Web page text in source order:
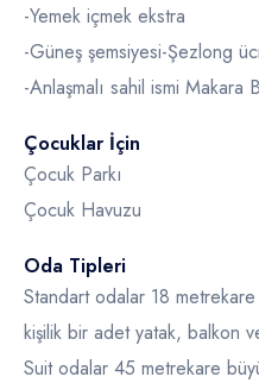
-Yemek içmek ekstra
-Güneş şemsiyesi-Şezlong
-Anlaşmalı sahil ismi Makara
Çocuklar İçin
Çocuk Parkı
Çocuk Havuzu
Oda Tipleri
Standart odalar 18
kişilik bir adet yatak, balkon
Suit odalar 45 metrekare